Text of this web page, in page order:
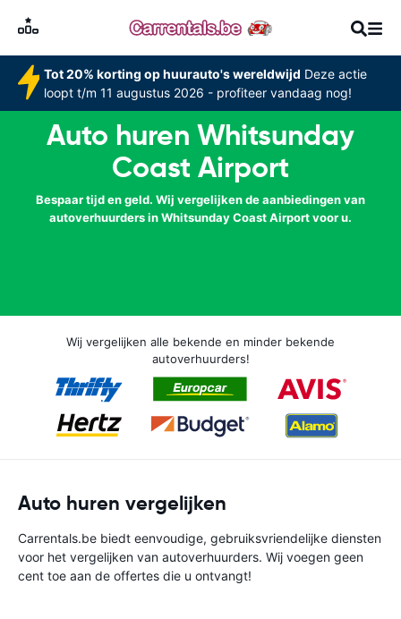
Tot 20% korting op huurauto's wereldwijd Deze actie
loopt t/m 11 augustus 2026 - profiteer vandaag nog!
Auto huren Whitsunday
Coast Airport
Bespaar tijd en geld. Wij vergelijken de aanbiedingen van
autoverhuurders in Whitsunday Coast Airport voor u.
Wij vergelijken alle bekende en minder bekende
autoverhuurders!
Auto huren vergelijken
Carrentals.be biedt eenvoudige, gebruiksvriendelijke diensten
voor het vergelijken van autoverhuurders. Wij voegen geen
cent toe aan de offertes die u ontvangt!